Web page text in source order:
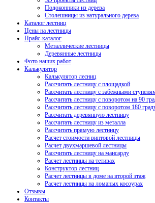
Подоконники из дерева
Столешницы из натурального дерева
Каталог лестниц
Цены на лестницы
Прайс-каталог
Металлические лестницы
Деревянные лестницы
Фото наших работ
Калькулятор
Калькулятор лесниц
Рассчитать лестницу с площадкой
Рассчитать лестницу с забежными
Рассчитать лестницу с поворотом на 90
Рассчитать лестницу с поворотом 180
Рассчитать деревянную лестницу
Рассчитать лестницу из металла
Рассчитать прямую лестницу
Расчет стоимости винтовой лестницы
Расчет двухмаршевой лестницы
Рассчитать лестницу на мансарду
Расчет лестницы на тетивах
Конструктор лестниц
Расчет лестницы в доме на второй этаж
Расчет лестницы на ломаных косоурах
Отзывы
Контакты